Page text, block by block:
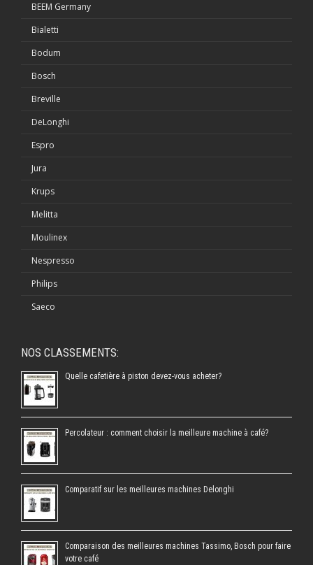
BEEM Germany
Bialetti
Bodum
Bosch
Breville
DeLonghi
Espro
Jura
Krups
Melitta
Moulinex
Nespresso
Philips
Saeco
NOS CLASSEMENTS:
Quelle cafetière à piston devez-vous acheter?
Percolateur : comment choisir la meilleure machine à café?
Comparatif sur les meilleures machines Delonghi
Comparaison des meilleures machines Tassimo, Bosch pour faire
votre café